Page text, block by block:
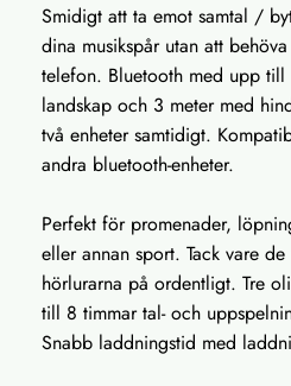
Smidigt att ta emot samtal /
dina musikspår utan att
telefon. Bluetooth med upp
landskap och 3 meter med
två enheter samtidigt.
andra bluetooth-enheter.
Perfekt för promenader,
eller annan sport. Tack vare
hörlurarna på ordentligt. Tre
till 8 timmar tal- och
Snabb laddningstid med